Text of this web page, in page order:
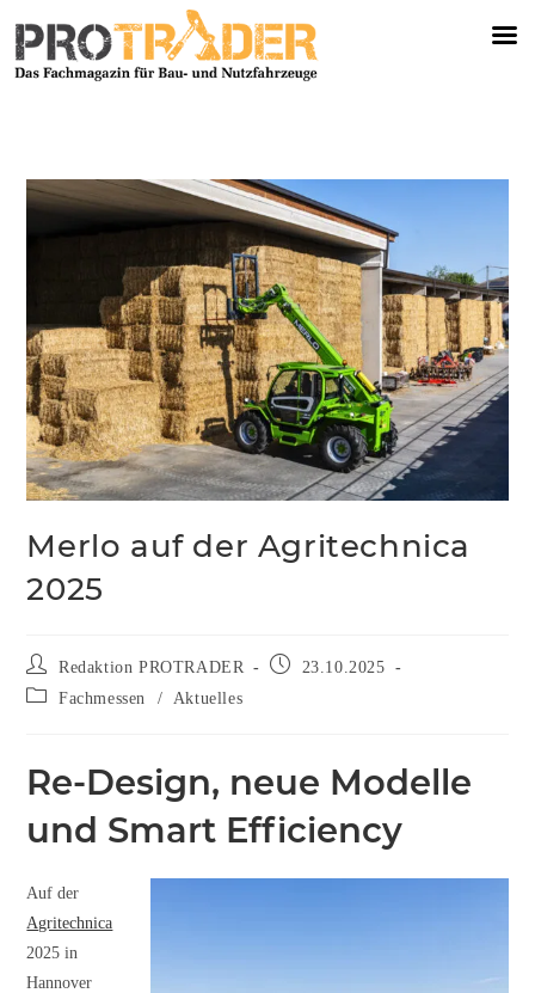
Merlo auf der Agritechnica
2025
Redaktion PROTRADER
23.10.2025
Fachmessen
/ Aktuelles
Re-Design, neue Modelle
und Smart Efficiency
Auf der
Agritechnica
2025 in
Hannover